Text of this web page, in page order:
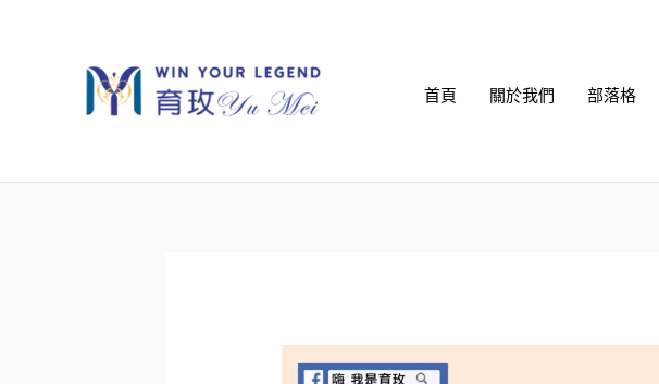
首頁 關於我們 部落格